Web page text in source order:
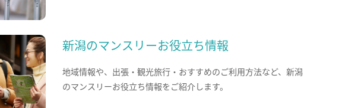
新潟のマンスリーお役立ち情報
地域情報や、出張・観光旅行・おすすめのご利用方法など、新潟
のマンスリーお役立ち情報をご紹介します。